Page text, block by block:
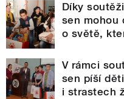
Díky
sen mohou
o světě,
V rámci
sen píší
i strastech